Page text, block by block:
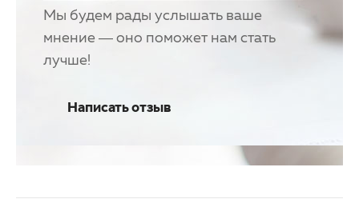
Мы будем рады услышать ваше
мнение — оно поможет нам стать
лучше!
Написать отзыв